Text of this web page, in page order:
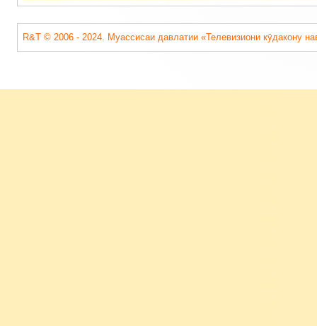
R&T © 2006 - 2024. Муассисаи давлатии «Телевизиони кӯдакону